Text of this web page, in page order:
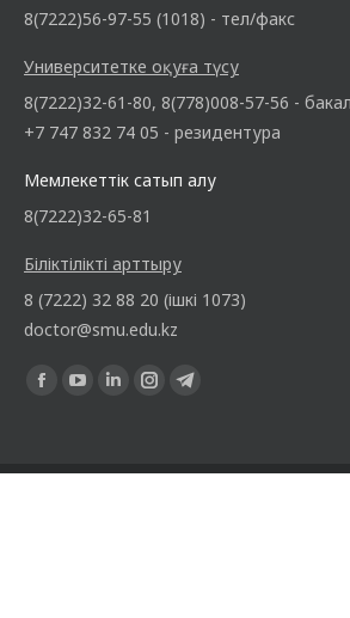
8(7222)56-97-55 (1018) - тел/факс
Университетке оқуға түсу
8(7222)32-61-80, 8(778)008-57-56 -
+7 747 832 74 05 - резидентура
Мемлекеттік сатып алу
8(7222)32-65-81
Біліктілікті арттыру
8 (7222) 32 88 20 (ішкі 1073)
doctor@smu.edu.kz
Find us on: